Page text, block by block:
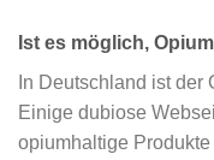
Ist es möglich,
In Deutschland ist
Einige dubiose
opiumhaltige